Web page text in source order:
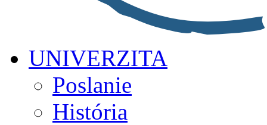
UNIVERZITA
Poslanie
História